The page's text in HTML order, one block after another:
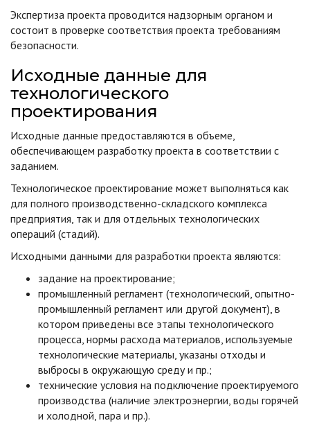
Экспертиза проекта проводится надзорным органом и
состоит в проверке соответствия проекта требованиям
безопасности.
Исходные данные для
технологического
проектирования
Исходные данные предоставляются в объеме,
обеспечивающем разработку проекта в соответствии с
заданием.
Технологическое проектирование может выполняться как
для полного производственно-складского комплекса
предприятия, так и для отдельных технологических
операций (стадий).
Исходными данными для разработки проекта являются:
задание на проектирование;
промышленный регламент (технологический, опытно-
промышленный регламент или другой документ), в
котором приведены все этапы технологического
процесса, нормы расхода материалов, используемые
технологические материалы, указаны отходы и
выбросы в окружающую среду и пр.;
технические условия на подключение проектируемого
производства (наличие электроэнергии, воды горячей
и холодной, пара и пр.).